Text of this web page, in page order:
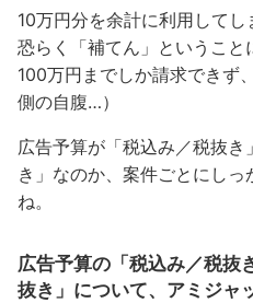
10万円分を余計に利用して
恐らく「補てん」というこ
100万円までしか請求できず
側の自腹…）
広告予算が「税込み／税抜
き」なのか、案件ごとにし
ね。
広告予算の「税込み／税抜
抜き」について、アミジャ